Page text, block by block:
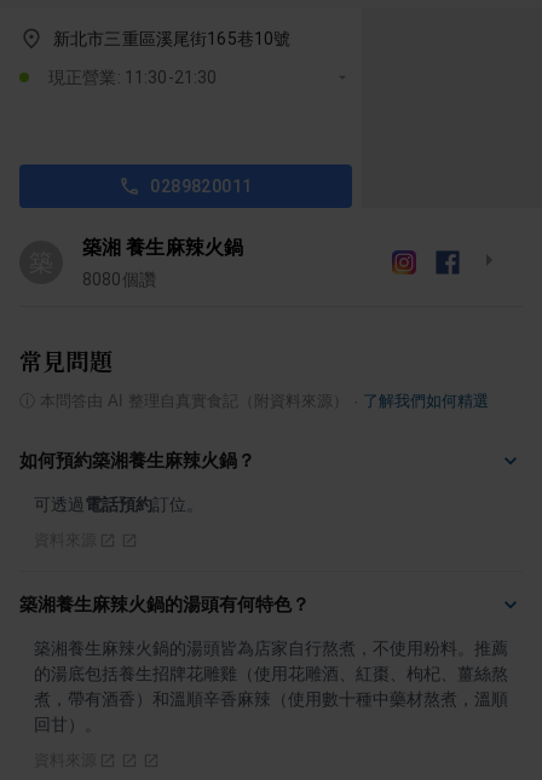
新北市三重區溪尾街165巷10號
現正營業: 11:30-21:30
0289820011
築湘 養生麻辣火鍋
8080個讚
常見問題
本問答由 AI 整理自真實食記（附資料來源） 了解我們如何精選
如何預約築湘養生麻辣火鍋？
可透過電話預約訂位。
築湘養生麻辣火鍋的湯頭有何特色？
築湘養生麻辣火鍋的湯頭皆為店家自行熬煮，不使用粉料。推薦
的湯底包括養生招牌花雕雞（使用花雕酒、紅棗、枸杞、薑絲熬
煮，帶有酒香）和溫順辛香麻辣（使用數十種中藥材熬煮，溫順
回甘）。